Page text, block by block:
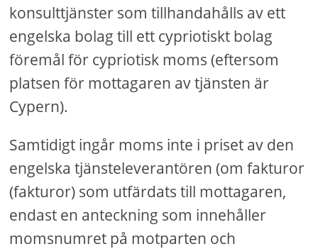
konsulttjänster som tillhandahålls av ett
engelska bolag till ett cypriotiskt bolag
föremål för cypriotisk moms (eftersom
platsen för mottagaren av tjänsten är
Cypern).
Samtidigt ingår moms inte i priset av den
engelska tjänsteleverantören (om fakturor
(fakturor) som utfärdats till mottagaren,
endast en anteckning som innehåller
momsnumret på motparten och